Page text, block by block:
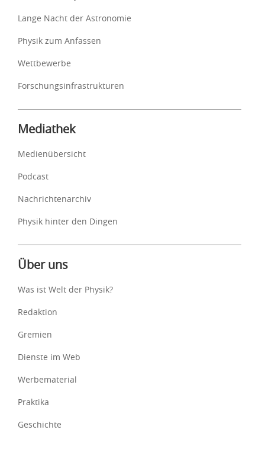
Lange Nacht der Astronomie
Physik zum Anfassen
Wettbewerbe
Forschungsinfrastrukturen
Mediathek
Medienübersicht
Podcast
Nachrichtenarchiv
Physik hinter den Dingen
Über uns
Was ist Welt der Physik?
Redaktion
Gremien
Dienste im Web
Werbematerial
Praktika
Geschichte